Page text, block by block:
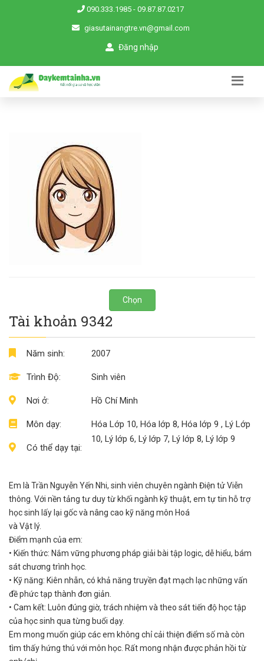
090.333.1985 - 09.87.87.0217
giasutainangtre.vn@gmail.com
Đăng nhập
Chọn
Tài khoản 9342
Năm sinh:
Trình Độ:
Nơi ở:
Môn dạy:
Có thể dạy tại:
2007
Sinh viên
Hồ Chí Minh
Hóa Lớp 10, Hóa lớp 8, Hóa lớp 9 , Lý Lớp
10, Lý lớp 6, Lý lớp 7, Lý lớp 8, Lý lớp 9
Em là Trần Nguyễn Yến Nhi, sinh viên chuyên ngành Điện tử Viễn
thông. Với nền tảng tư duy từ khối ngành kỹ thuật, em tự tin hỗ trợ
học sinh lấy lại gốc và nâng cao kỹ năng môn Hoá
và Vật lý.
Điểm mạnh của em:
• Kiến thức: Nắm vững phương pháp giải bài tập logic, dễ hiểu, bám
sát chương trình học.
• Kỹ năng: Kiên nhẫn, có khả năng truyền đạt mạch lạc những vấn
đề phức tạp thành đơn giản.
• Cam kết: Luôn đúng giờ, trách nhiệm và theo sát tiến độ học tập
của học sinh qua từng buổi dạy.
Em mong muốn giúp các em không chỉ cải thiện điểm số mà còn
tìm thấy hứng thú với môn học. Rất mong nhận được phản hồi từ